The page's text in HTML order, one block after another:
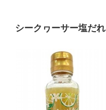
シークヮーサー塩だれ